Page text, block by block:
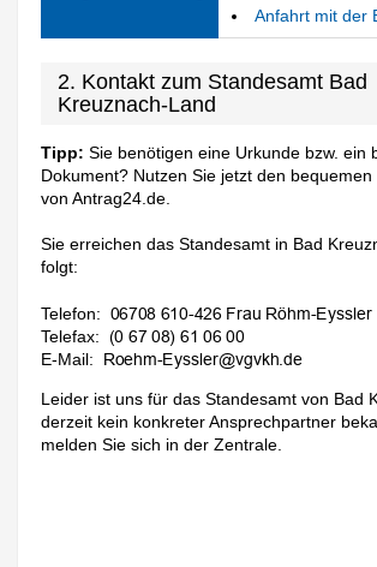
Anfahrt mit der
2. Kontakt zum Standesamt Bad
Kreuznach-Land
Tipp: Sie benötigen eine Urkunde bzw. ein
Dokument? Nutzen Sie jetzt den bequemen
von Antrag24.de.
Sie erreichen das Standesamt in Bad
folgt:
Telefon:
Telefax:
E-Mail:
Leider ist uns für das Standesamt von Bad
derzeit kein konkreter Ansprechpartner
melden Sie sich in der Zentrale.